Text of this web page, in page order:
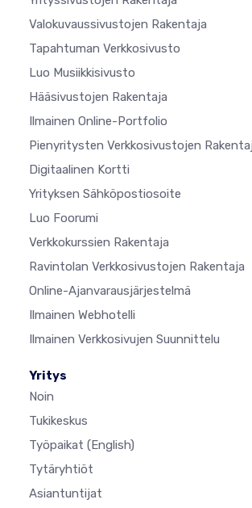
Valokuvaussivustojen Rakentaja
Tapahtuman Verkkosivusto
Luo Musiikkisivusto
Hääsivustojen Rakentaja
Ilmainen Online-Portfolio
Pienyritysten Verkkosivustojen
Digitaalinen Kortti
Yrityksen Sähköpostiosoite
Luo Foorumi
Verkkokurssien Rakentaja
Ravintolan Verkkosivustojen Rakentaja
Online-Ajanvarausjärjestelmä
Ilmainen Webhotelli
Ilmainen Verkkosivujen Suunnittelu
Yritys
Noin
Tukikeskus
Työpaikat (English)
Tytäryhtiöt
Asiantuntijat